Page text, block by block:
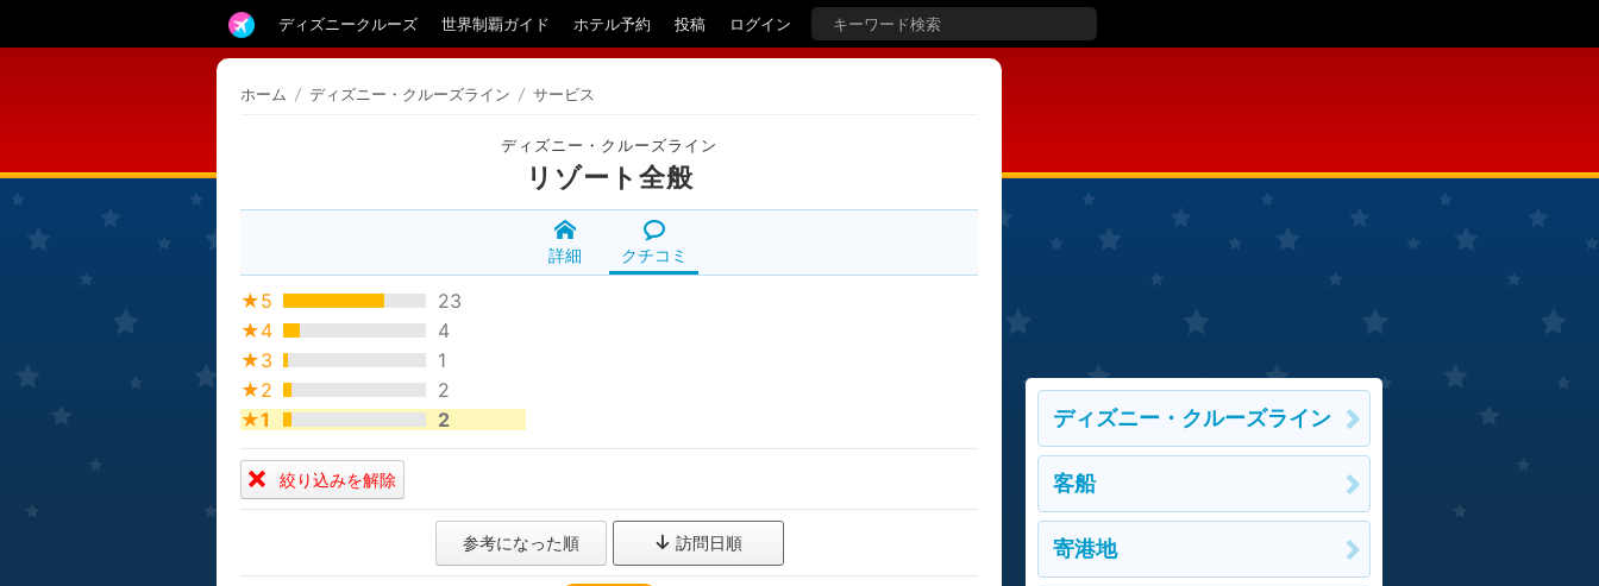
ディズニークルーズ 世界制覇ガイド ホテル予約 投稿 ログイン
ホーム / ディズニー・クルーズライン / サービス
ディズニー・クルーズライン
リゾート全般
詳細 クチコミ
★5
23
★4
4
★3
1
★2
2
★1
2
絞り込みを解除
参考になった順 訪問日順
ディズニー・クルーズライン
客船
寄港地